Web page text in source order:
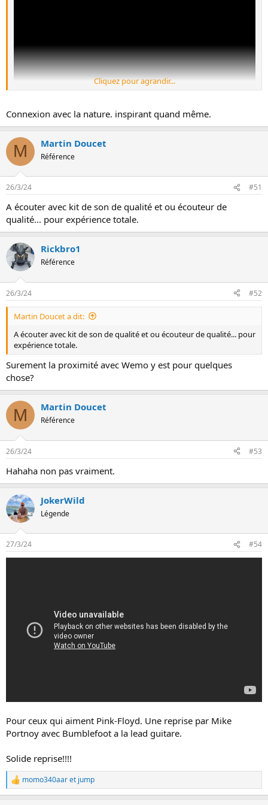
Cliquez pour agrandir...
Connexion avec la nature. inspirant quand même.
M Martin Doucet
Référence
26/3/24 #51
A écouter avec kit de son de qualité et ou écouteur de
qualité... pour expérience totale.
Rickbro1
Référence
26/3/24 #52
Martin Doucet a dit:
A écouter avec kit de son de qualité et ou écouteur de qualité... pour
expérience totale.
Surement la proximité avec Wemo y est pour quelques
chose?
M Martin Doucet
Référence
26/3/24 #53
Hahaha non pas vraiment.
JokerWild
Légende
27/3/24 #54
Pour ceux qui aiment Pink-Floyd. Une reprise par Mike
Portnoy avec Bumblefoot a la lead guitare.
Solide reprise!!!!
L
e
momo340aaret jump